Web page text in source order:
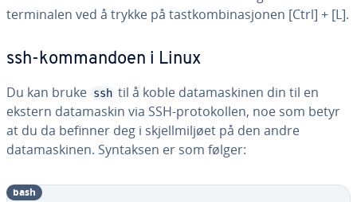
terminalen ved å trykke på tastkombinasjonen [Ctrl] + [L].
ssh-kommandoen i Linux
Du kan bruke ssh til å koble datamaskinen din til en
ekstern datamaskin via SSH-protokollen, noe som betyr
at du da befinner deg i skjellmiljøet på den andre
datamaskinen. Syntaksen er som følger:
bash